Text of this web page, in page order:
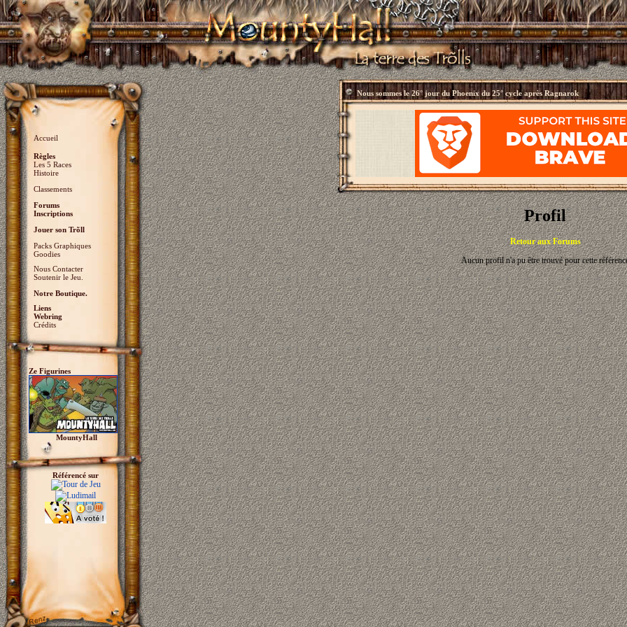
Accueil
Règles
Les 5 Races
Histoire
Classements
Forums
Inscriptions
Jouer son Trõll
Packs Graphiques
Goodies
Nous Contacter
Soutenir le Jeu.
Notre Boutique.
Liens
Webring
Crédits
Ze Figurines
MountyHall
Référencé sur
Nous sommes le26° jour du Phoenix du 25° cycle après Ragnarok
Profil
Retour aux Forums
Aucun profil n'a pu être trouvé pour cette